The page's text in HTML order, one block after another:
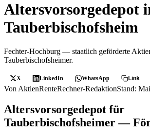
Altersvorsorgedepot
Tauberbischofsheim
Fechter-Hochburg — staatlich geförderte
Tauberbischofsheimer.
X LinkedIn WhatsApp Link
Von AktienRenteRechner-RedaktionStand:
Altersvorsorgedepot für
Tauberbischofsheimer —